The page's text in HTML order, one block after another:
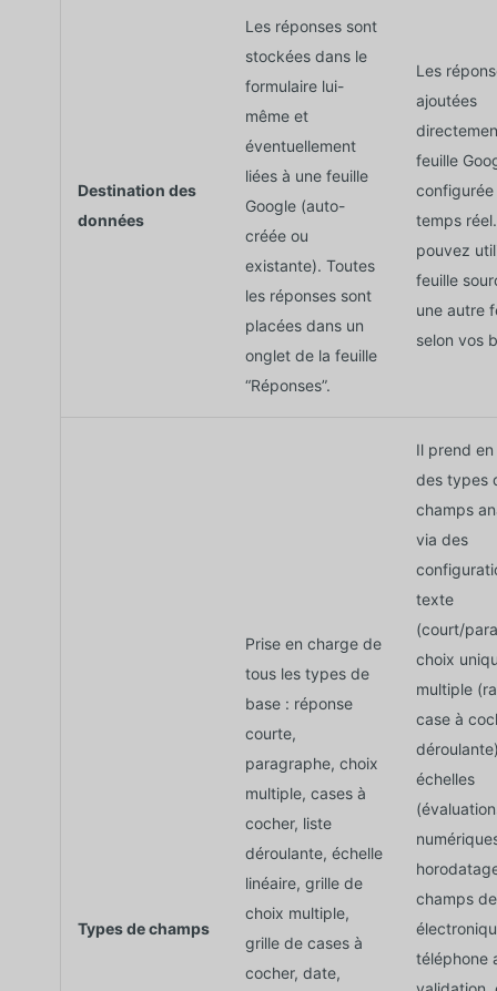
Destination des
données
Les réponses sont
stockées dans le
formulaire lui-
même et
éventuellement
liées à une feuille
Google (auto-
créée ou
existante). Toutes
les réponses sont
placées dans un
onglet de la feuille
“Réponses”.
Les
ajoutées
feuille
configurée
temps
pouvez
feuille
une autre
selon vos
Types de champs
Prise en charge de
tous les types de
base : réponse
courte,
paragraphe, choix
multiple, cases à
cocher, liste
déroulante, échelle
linéaire, grille de
choix multiple,
grille de cases à
cocher, date,
Il prend
des types
champs
via des
texte
(court/
choix
multiple
case à
échelles
champs
téléphone